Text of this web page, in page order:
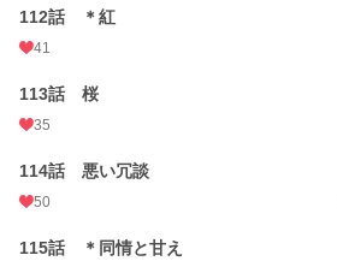
112話 ＊紅
41
113話 桜
35
114話 悪い冗談
50
115話 ＊同情と甘え